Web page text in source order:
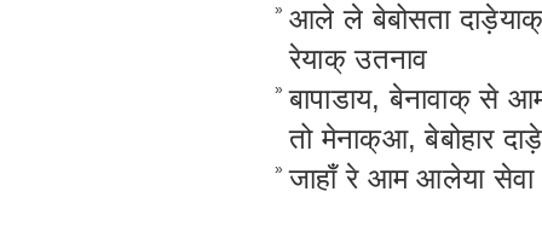
» आले ले बेबोसता
रेयाक् उतनाव
» बापाडाय, बेनावाक् से
तो मेनाक्आ, बेबोहार
» जाहाँ रे आम आलेया सेवा